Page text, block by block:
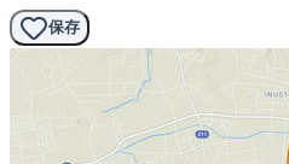
保存